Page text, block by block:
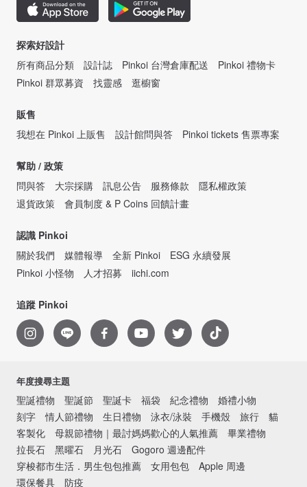
探索好設計
所有商品分類
設計誌 Pinkoi 台灣倉庫配送
Pinkoi 禮物卡
Pinkoi 群眾募資
找靈感 逛櫥窗
販售
我想在 Pinkoi 上販售
設計館問與答 Pinkoi tickets 售票專案
幫助 / 政策
問與答
大宗採購 訊息公告 服務條款
隱私權政策
退貨政策
會員制度 & P Coins 回饋計畫
認識 Pinkoi
關於我們
媒體報導 全新 Pinkoi
ESG 永續發展
Pinkoi 小怪物
人才招募 iichi.com
追蹤 Pinkoi
年度搜尋主題
聖誕禮物 聖誕節 聖誕卡 福袋 紀念禮物
婚禮小物
刻字
情人節禮物 生日禮物 泳衣/泳裝 手機殼 旅行
貓
客製化
母親節禮物｜最討媽媽歡心的人氣推薦
畢業禮物
拉長石
黑曜石 月光石
Gogoro 週邊配件
穿梭都市生活．男生包包推薦
女用包包
Apple 周邊
環保餐具
防疫